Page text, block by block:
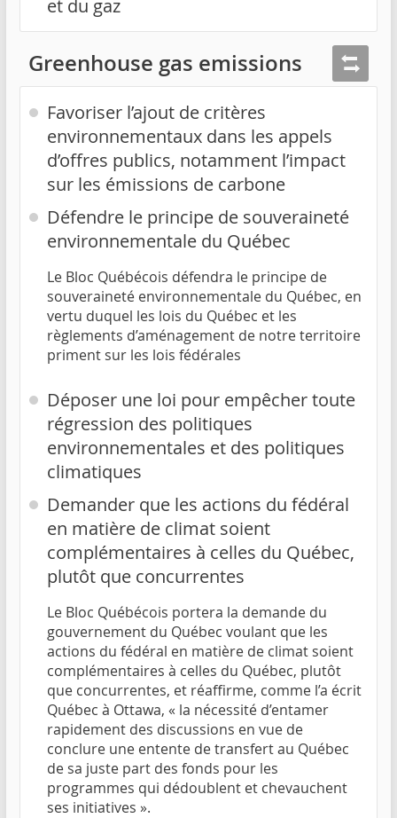
et du gaz
Greenhouse gas emissions
Favoriser l’ajout de critères
environnementaux dans les appels
d’offres publics, notamment l’impact
sur les émissions de carbone
Défendre le principe de souveraineté
environnementale du Québec
Le Bloc Québécois défendra le principe de
souveraineté environnementale du Québec, en
vertu duquel les lois du Québec et les
règlements d’aménagement de notre territoire
priment sur les lois fédérales
Déposer une loi pour empêcher toute
régression des politiques
environnementales et des politiques
climatiques
Demander que les actions du fédéral
en matière de climat soient
complémentaires à celles du Québec,
plutôt que concurrentes
Le Bloc Québécois portera la demande du
gouvernement du Québec voulant que les
actions du fédéral en matière de climat soient
complémentaires à celles du Québec, plutôt
que concurrentes, et réaffirme, comme l’a écrit
Québec à Ottawa, « la nécessité d’entamer
rapidement des discussions en vue de
conclure une entente de transfert au Québec
de sa juste part des fonds pour les
programmes qui dédoublent et chevauchent
ses initiatives ».